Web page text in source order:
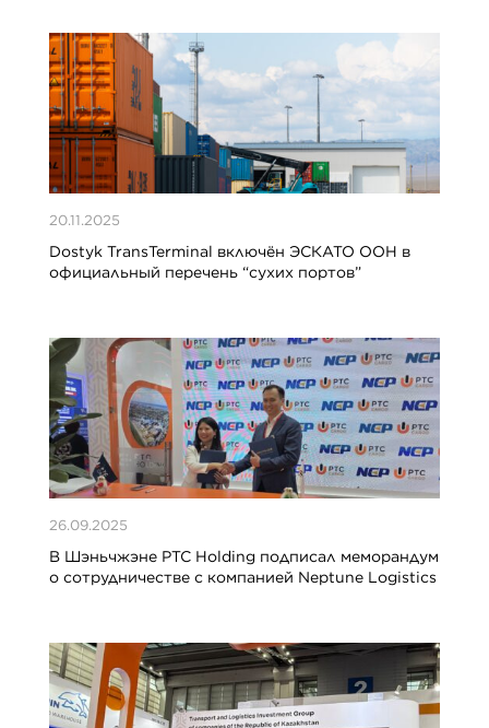
20.11.2025
Dostyk TransTerminal включён ЭСКАТО ООН в
официальный перечень “сухих портов”
26.09.2025
В Шэньчжэне PTC Holding подписал меморандум
о сотрудничестве с компанией Neptune Logistics